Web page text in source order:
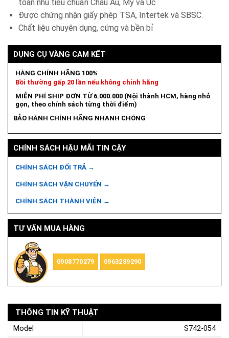
toan nhu tiêu chuẩn Châu Âu, Mỹ và Úc
Được chứng nhận giấy phép TSA, Intertek và SBSC.
Chất liệu chuyên dụng, cứng và bền bỉ
DỤNG CỤ VÀNG CAM KẾT
HÀNG CHÍNH HÃNG 100%
Bồi thường gấp 20 lần nếu không chính hãng
MIỄN PHÍ SHIP ĐƠN TỪ 6.000.000 (Nội thành HCM, hàng nhỏ
gọn, theo chính sách từng thời điểm)
BẢO HÀNH CHÍNH HÃNG NHANH CHÓNG
CHÍNH SÁCH HẬU MÃI TIN CẬY
CHÍNH SÁCH ĐỔI TRẢ →
CHÍNH SÁCH VẬN CHUYỂN →
CHÍNH SÁCH THÀNH VIÊN →
TƯ VẤN MUA HÀNG
0908770279 0963289290
THÔNG TIN KỸ THUẬT
Model
S742-054